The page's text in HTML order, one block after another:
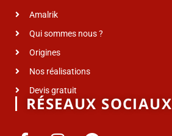
Amalrik
Qui sommes nous ?
Origines
Nos réalisations
Devis gratuit
RÉSEAUX SOCIAUX